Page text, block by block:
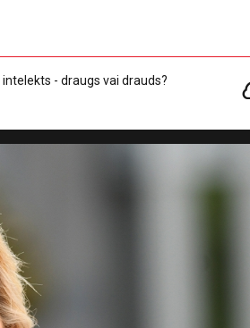
intelekts - draugs vai drauds?